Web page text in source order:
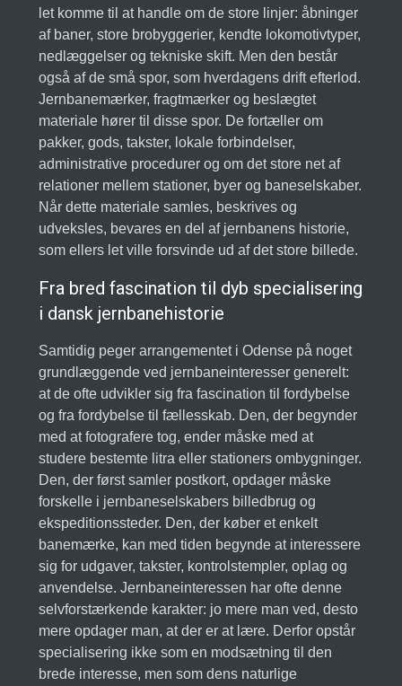
let komme til at handle om de store linjer: åbninger
af baner, store brobyggerier, kendte lokomotivtyper,
nedlæggelser og tekniske skift. Men den består
også af de små spor, som hverdagens drift efterlod.
Jernbanemærker, fragtmærker og beslægtet
materiale hører til disse spor. De fortæller om
pakker, gods, takster, lokale forbindelser,
administrative procedurer og om det store net af
relationer mellem stationer, byer og baneselskaber.
Når dette materiale samles, beskrives og
udveksles, bevares en del af jernbanens historie,
som ellers let ville forsvinde ud af det store billede.
Fra bred fascination til dyb specialisering
i dansk jernbanehistorie
Samtidig peger arrangementet i Odense på noget
grundlæggende ved jernbaneinteresser generelt:
at de ofte udvikler sig fra fascination til fordybelse
og fra fordybelse til fællesskab. Den, der begynder
med at fotografere tog, ender måske med at
studere bestemte litra eller stationers ombygninger.
Den, der først samler postkort, opdager måske
forskelle i jernbaneselskabers billedbrug og
ekspeditionssteder. Den, der køber et enkelt
banemærke, kan med tiden begynde at interessere
sig for udgaver, takster, kontrolstempler, oplag og
anvendelse. Jernbaneinteressen har ofte denne
selvforstærkende karakter: jo mere man ved, desto
mere opdager man, at der er at lære. Derfor opstår
specialisering ikke som en modsætning til den
brede interesse, men som dens naturlige